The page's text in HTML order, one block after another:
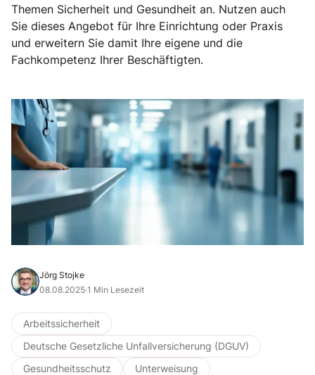
Themen Sicherheit und Gesundheit an. Nutzen auch
Sie dieses Angebot für Ihre Einrichtung oder Praxis
und erweitern Sie damit Ihre eigene und die
Fachkompetenz Ihrer Beschäftigten.
Jörg Stojke
08.08.2025·1 Min Lesezeit
Arbeitssicherheit
Deutsche Gesetzliche Unfallversicherung (DGUV)
Gesundheitsschutz
Unterweisung